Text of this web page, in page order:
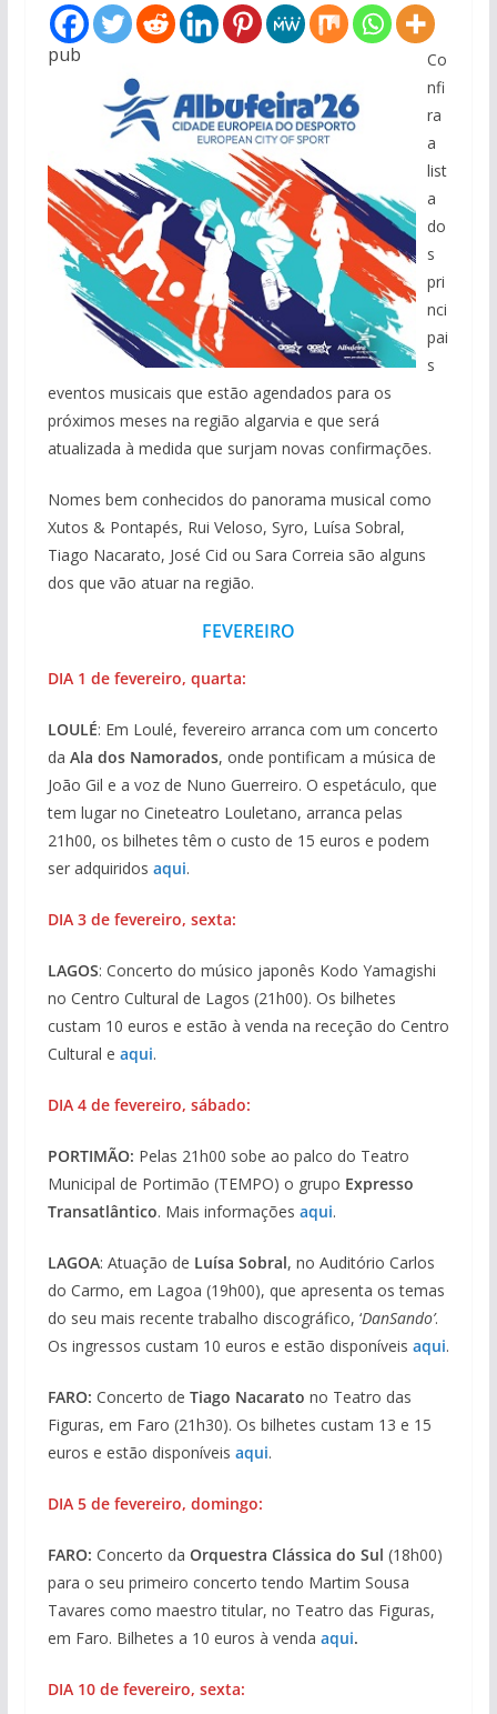
pub
Co
nfi
ra
a
list
a
do
s
pri
nci
pai
s
eventos musicais que estão agendados para os
próximos meses na região algarvia e que será
atualizada à medida que surjam novas confirmações.
Nomes bem conhecidos do panorama musical como
Xutos & Pontapés, Rui Veloso, Syro, Luísa Sobral,
Tiago Nacarato, José Cid ou Sara Correia são alguns
dos que vão atuar na região.
FEVEREIRO
DIA 1 de fevereiro, quarta:
LOULÉ: Em Loulé, fevereiro arranca com um concerto
da Ala dos Namorados, onde pontificam a música de
João Gil e a voz de Nuno Guerreiro. O espetáculo, que
tem lugar no Cineteatro Louletano, arranca pelas
21h00, os bilhetes têm o custo de 15 euros e podem
ser adquiridos aqui.
DIA 3 de fevereiro, sexta:
LAGOS: Concerto do músico japonês Kodo Yamagishi
no Centro Cultural de Lagos (21h00). Os bilhetes
custam 10 euros e estão à venda na receção do Centro
Cultural e aqui.
DIA 4 de fevereiro, sábado:
PORTIMÃO: Pelas 21h00 sobe ao palco do Teatro
Municipal de Portimão (TEMPO) o grupo Expresso
Transatlântico. Mais informações aqui.
LAGOA: Atuação de Luísa Sobral, no Auditório Carlos
do Carmo, em Lagoa (19h00), que apresenta os temas
do seu mais recente trabalho discográfico, ‘DanSando’.
Os ingressos custam 10 euros e estão disponíveis aqui.
FARO: Concerto de Tiago Nacarato no Teatro das
Figuras, em Faro (21h30). Os bilhetes custam 13 e 15
euros e estão disponíveis aqui.
DIA 5 de fevereiro, domingo:
FARO: Concerto da Orquestra Clássica do Sul (18h00)
para o seu primeiro concerto tendo Martim Sousa
Tavares como maestro titular, no Teatro das Figuras,
em Faro. Bilhetes a 10 euros à venda aqui.
DIA 10 de fevereiro, sexta: